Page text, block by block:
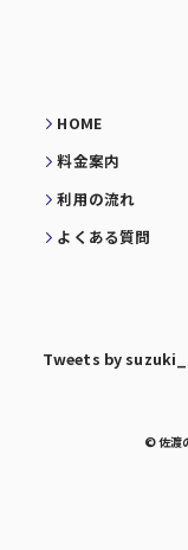
HOME
料金案内
利用の流れ
よくある質問
Tweets by
© 佐渡